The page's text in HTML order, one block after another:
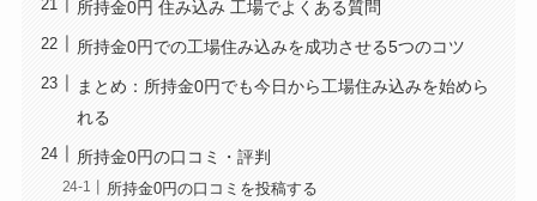
所持金0円 住み込み 工場でよくある質問
所持金0円での工場住み込みを成功させる5つのコツ
まとめ：所持金0円でも今日から工場住み込みを始めら
れる
所持金0円の口コミ・評判
所持金0円の口コミを投稿する